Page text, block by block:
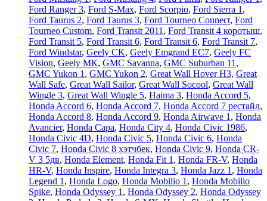
Ford Ranger 3, Ford S-Max, Ford Scorpio, Ford Sierra 1 ,
Ford Taurus 2, Ford Taurus 3, Ford Tourneo Connect, Ford
Tourneo Custom, Ford Transit 2011 , Ford Transit 4 коротыш,
Ford Transit 5, Ford Transit 6, Ford Transit 6, Ford Transit 7,
Ford Windstar, Geely CK, Geely Emgrand EC7, Geely FC
Vision, Geely МК, GMC Savanna, GMC Suburban 11 ,
GMC Yukon 1 , GMC Yukon 2, Great Wall Hover H3, Great
Wall Safe, Great Wall Sailor, Great Wall Socool, Great Wall
Wingle 3, Great Wall Wingle 5, Haima 3, Honda Accord 5,
Honda Accord 6, Honda Accord 7, Honda Accord 7 рестайл,
Honda Accord 8, Honda Accord 9, Honda Airwave 1 , Honda
Avancier, Honda Capa, Honda City 4, Honda Civic 1986,
Honda Civic 4D, Honda Civic 5, Honda Civic 6, Honda
Civic 7, Honda Civic 8 хэтчбек, Honda Civic 9, Honda CR-
V 3 5дв, Honda Element, Honda Fit 1 , Honda FR-V, Honda
HR-V, Honda Inspire, Honda Integra 3, Honda Jazz 1 , Honda
Legend 1 , Honda Logo, Honda Mobilio 1 , Honda Mobilio
Spike, Honda Odyssey 1 , Honda Odyssey 2, Honda Odyssey